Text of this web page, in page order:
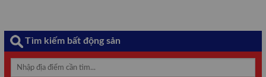
Tìm kiếm bất động sản